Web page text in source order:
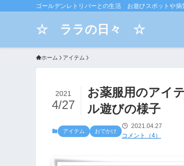
ゴールデンレトリバーとの生活 お遊びスポットや病
☆ ララの日々 ☆
ホーム アイテム
お薬服用のアイ
ル遊びの様子
2021
4/27
アイテム おでかけ
2021.04.27
コメント（4）